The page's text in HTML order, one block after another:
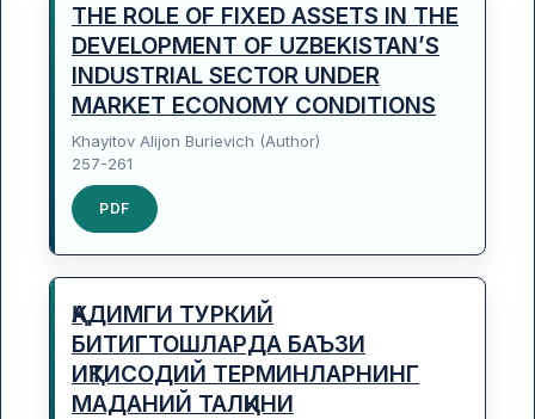
THE ROLE OF FIXED ASSETS IN THE
DEVELOPMENT OF UZBEKISTAN’S
INDUSTRIAL SECTOR UNDER
MARKET ECONOMY CONDITIONS
Khayitov Alijon Burievich (Author)
257-261
PDF
ҚАДИМГИ ТУРКИЙ
БИТИГТОШЛАРДА БАЪЗИ
ИҚТИСОДИЙ ТЕРМИНЛАРНИНГ
МАДАНИЙ ТАЛҚИНИ